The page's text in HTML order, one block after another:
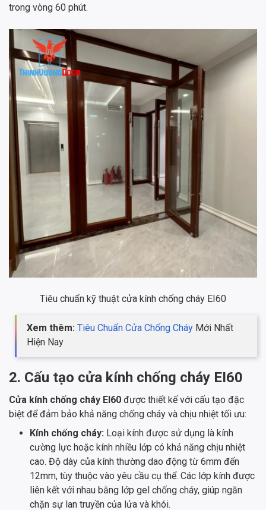
trong vòng 60 phút.
Tiêu chuẩn kỹ thuật cửa kính chống cháy EI60
Xem thêm: Tiêu Chuẩn Cửa Chống Cháy Mới Nhất
Hiện Nay
2. Cấu tạo cửa kính chống cháy EI60
Cửa kính chống cháy EI60 được thiết kế với cấu tạo đặc
biệt để đảm bảo khả năng chống cháy và chịu nhiệt tối ưu:
Kính chống cháy: Loại kính được sử dụng là kính
cường lực hoặc kính nhiều lớp có khả năng chịu nhiệt
cao. Độ dày của kính thường dao động từ 6mm đến
12mm, tùy thuộc vào yêu cầu cụ thể. Các lớp kính được
liên kết với nhau bằng lớp gel chống cháy, giúp ngăn
chặn sự lan truyền của lửa và khói.